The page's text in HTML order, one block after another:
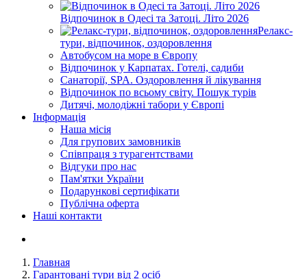
Відпочинок в Одесі та Затоці. Літо 2026
Релакс-
тури, відпочинок, оздоровлення
Автобусом на море в Європу
Відпочинок у Карпатах. Готелі, садиби
Санаторії, SPA. Оздоровлення й лікування
Відпочинок по всьому світу. Пошук турів
Дитячі, молодіжні табори у Європі
Інформація
Наша місія
Для групових замовників
Співпраця з турагентствами
Відгуки про нас
Пам'ятки України
Подарункові сертифікати
Публічна оферта
Наші контакти
Главная
Гарантовані тури від 2 осіб